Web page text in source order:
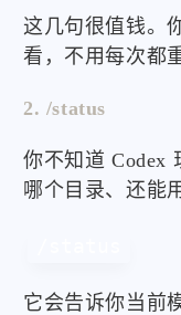
这几句很值钱。
看，不用每次都
2. /status
你不知道 Codex
哪个目录、还能
它会告诉你当前